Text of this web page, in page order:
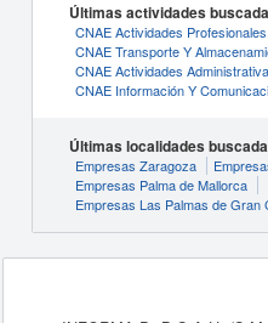
Últimas actividades
CNAE Actividades
CNAE Transporte Y
CNAE Actividades
CNAE Información Y
Últimas localidades
Empresas Zaragoza
Empresas Palma de Mallorca
Empresas Las Palmas de Gran